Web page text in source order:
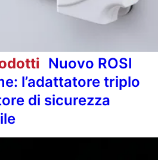
Nuovo ROSI
l’adattatore triplo
di sicurezza